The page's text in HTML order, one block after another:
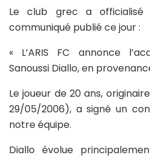
Le club grec a officialisé
communiqué publié ce jour :
« L’ARIS FC annonce
Sanoussi Diallo, en
Le joueur de 20 ans,
29/05/2006), a signé un
notre équipe.
Diallo évolue